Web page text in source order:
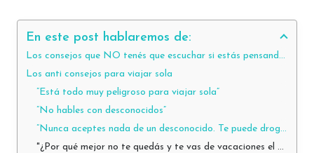
En este post hablaremos de:
Los consejos que NO tenés que escuchar si estás pensando viajar sola
Los anti consejos para viajar sola
“Está todo muy peligroso para viajar sola”
“No hables con desconocidos”
“Nunca aceptes nada de un desconocido. Te puede drogar y raptar”
"¿Por qué mejor no te quedás y te vas de vacaciones el año que viene?"